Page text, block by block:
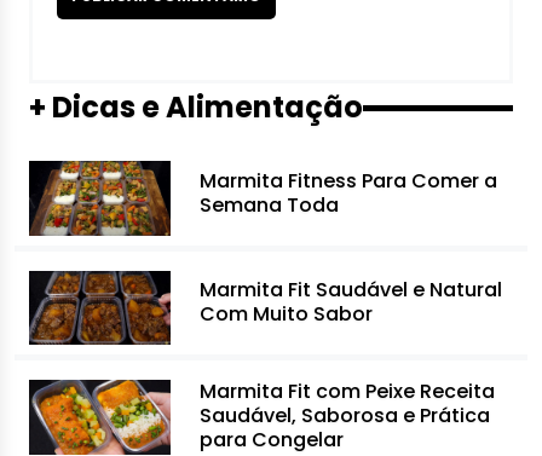
+ Dicas e Alimentação
Marmita Fitness Para Comer a
Semana Toda
Marmita Fit Saudável e Natural
Com Muito Sabor
Marmita Fit com Peixe Receita
Saudável, Saborosa e Prática
para Congelar